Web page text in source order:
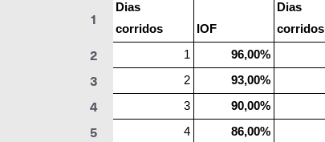
1
Dias
corridos
IOF
Dias
corridos
2 1 96,00%
3 2 93,00%
4 3 90,00%
5 4 86,00%